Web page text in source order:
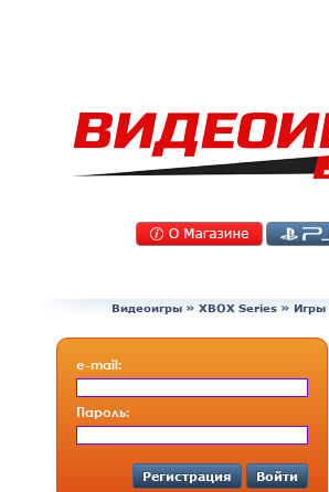
Видеоигры » XBOX Series » Игры
e-mail:
Пароль:
Регистрация Войти